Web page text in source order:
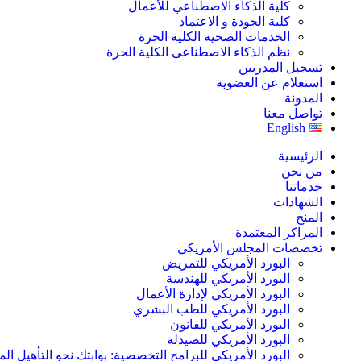
كلية الذكاء الاصطناعي للأعمال
كلية الجودة و الاعتماد
الخدمات الصحية الكلية الحرة
نظم الذكاء الاصطناعى الكلية الحرة
تسجيل المدربين
استعلام عن العضوية
المدونة
تواصل معنا
English
الرئيسية
من نحن
خدماتنا
الشهادات
المنح
المراكز المعتمدة
تخصصات المجلس الأمريكي
البورد الأمريكي للتمريض
البورد الأمريكي للهندسة
البورد الأمريكي لإدارة الأعمال
البورد الأمريكي للطب البشري
البورد الأمريكي للقانون
البورد الأمريكي للصيدلة
البورد الأمريكي للبرامج التخصصية: بوابتك نحو التأهيل